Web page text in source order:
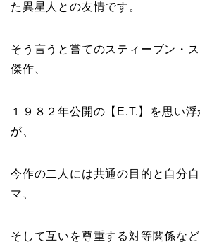
た異星人との友情です。
そう言うと嘗てのスティーブン・
傑作、
１９８２年公開の【E.T.】を思い
が、
今作の二人には共通の目的と自分
マ、
そして互いを尊重する対等関係な